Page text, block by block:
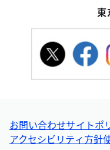
東
お問い合わせサイトポ
アクセシビリティ方針